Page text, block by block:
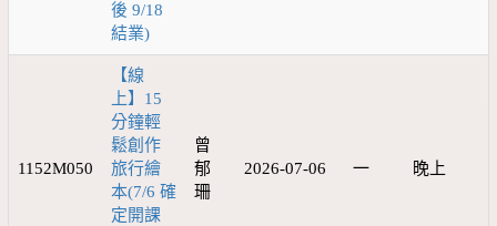
後 9/18
結業)
1152M050
【線
上】15
分鐘輕
鬆創作
旅行繪
本(7/6 確
定開課
曾
郁
珊
2026-07-06 一 晚上